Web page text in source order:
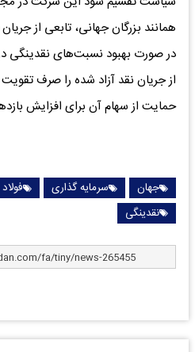
همانند بزرگان جهانی، تابعی از
در صورت بهبود نسبت‌های نقدینگی
از جریان نقد آزاد شده را صرف تقویت
حمایت از سهام آن برای افزایش
جهان سرمایه گذاری فولاد
نقدینگی